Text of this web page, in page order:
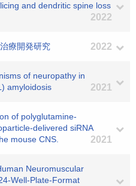
and dendritic spine loss
2022
療開発研究 2022
of neuropathy in
amyloidosis
2021
of polyglutamine-
delivered siRNA
mouse CNS.
2021
Neuromuscular
Well-Plate-Format